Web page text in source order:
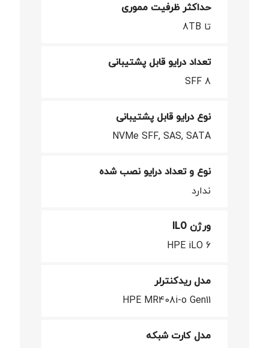
حداکثر ظرفیت مموری
تا 8TB
تعداد درایو قابل پشتیبانی
8 SFF
نوع درایو قابل پشتیبانی
NVMe SFF, SAS, SATA
نوع و تعداد درایو نصب شده
ندارد
ورژن ILO
HPE iLO 6
مدل ریدکنترلر
HPE MR408i-o Gen11
مدل کارت شبکه